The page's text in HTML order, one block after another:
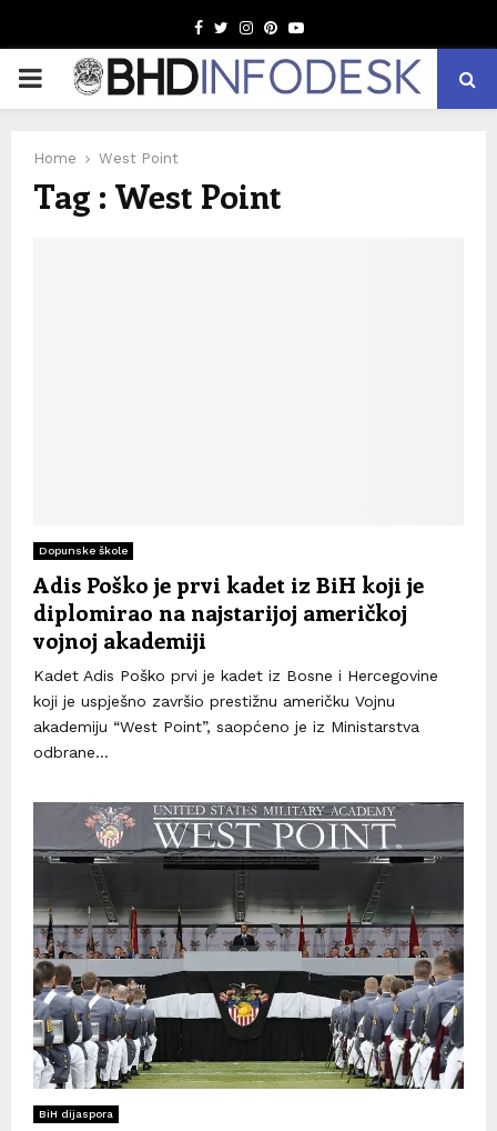
Facebook
TwitterInstagram
Pinterest
Youtube
PRIMARY
Home West Point
Tag : West Point
Dopunske škole
Adis Poško je prvi kadet iz BiH koji je
diplomirao na najstarijoj američkoj
vojnoj akademiji
Kadet Adis Poško prvi je kadet iz Bosne i Hercegovine
koji je uspješno završio prestižnu američku Vojnu
akademiju “West Point”, saopćeno je iz Ministarstva
odbrane...
BiH dijaspora